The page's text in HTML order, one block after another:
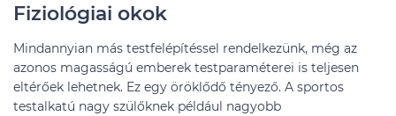
Fiziológiai okok
Mindannyian más testfelépítéssel rendelkezünk, még az
azonos magasságú emberek testparaméterei is teljesen
eltérőek lehetnek. Ez egy öröklődő tényező. A sportos
testalkatú nagy szülőknek például nagyobb